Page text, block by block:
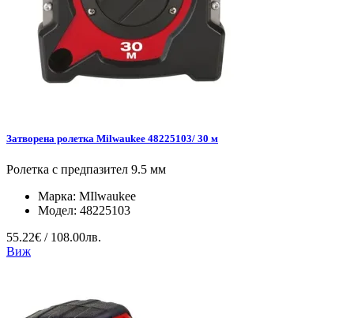
Затворена ролетка Milwaukee 48225103/ 30 м
Ролетка с предпазител 9.5 мм
Марка: MIlwaukee
Модел: 48225103
55.22€ / 108.00лв.
Виж